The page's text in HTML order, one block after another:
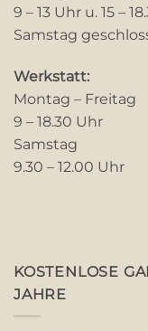
9 – 13 Uhr u. 15 –
Samstag
Werkstatt:
Montag – Freitag
9 – 18.30 Uhr
Samstag
9.30 – 12.00 Uhr
KOSTENLOSE
JAHRE